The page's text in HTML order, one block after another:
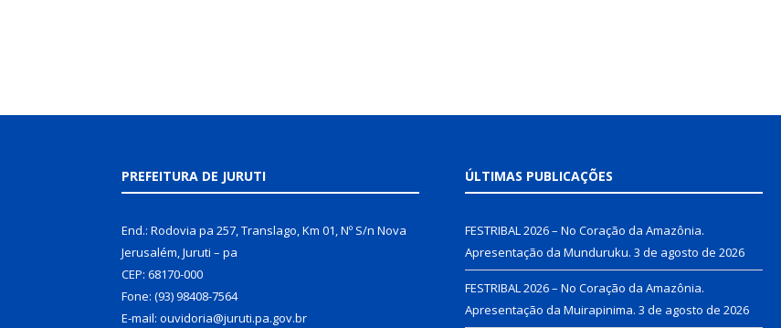
PREFEITURA DE JURUTI
End.: Rodovia pa 257, Translago, Km 01, Nº S/n Nova
Jerusalém, Juruti – pa
CEP: 68170-000
Fone: (93) 98408-7564
E-mail: ouvidoria@juruti.pa.gov.br
ÚLTIMAS PUBLICAÇÕES
FESTRIBAL 2026 – No Coração da Amazônia.
Apresentação da Munduruku. 3 de agosto de 2026
FESTRIBAL 2026 – No Coração da Amazônia.
Apresentação da Muirapinima. 3 de agosto de 2026